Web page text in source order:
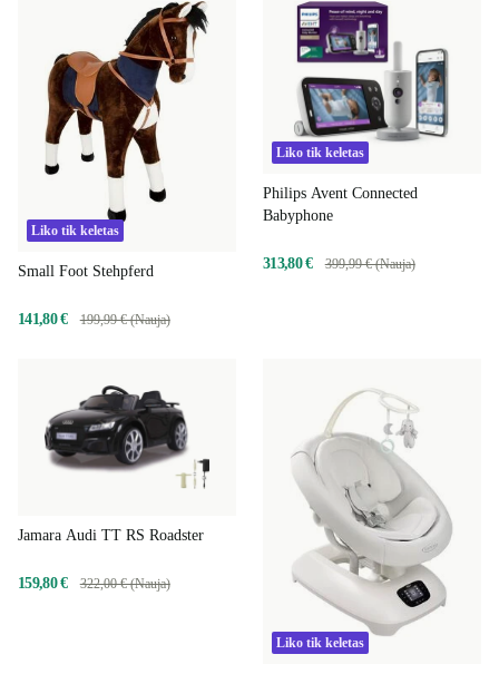
Liko tik keletas
Small Foot Stehpferd
141,80 € 199,99 € (Nauja)
Liko tik keletas
Philips Avent Connected
Babyphone
313,80 € 399,99 € (Nauja)
Jamara Audi TT RS Roadster
159,80 € 322,00 € (Nauja)
Liko tik keletas